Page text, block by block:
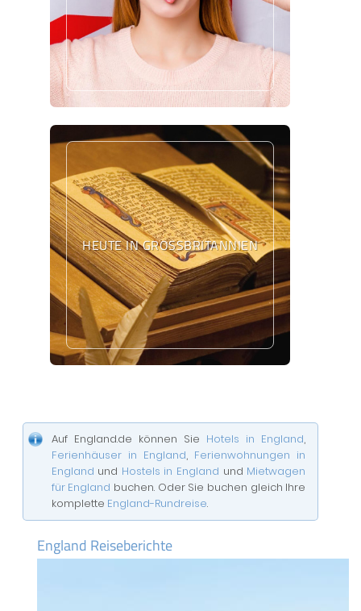
HEUTE IN GROSSBRITANNIEN
Auf England.de können Sie Hotels in England,
Ferienhäuser in England, Ferienwohnungen in
England und Hostels in England und Mietwagen
für England buchen. Oder Sie buchen gleich Ihre
komplette England-Rundreise.
England Reiseberichte